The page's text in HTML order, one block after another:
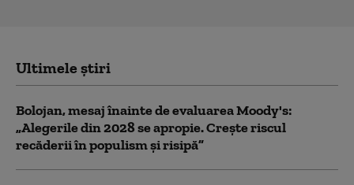
Ultimele știri
Bolojan, mesaj înainte de evaluarea Moody's:
„Alegerile din 2028 se apropie. Crește riscul
recăderii în populism și risipă”